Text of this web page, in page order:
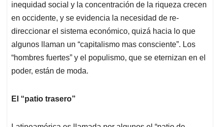
inequidad social y la concentración de la riqueza crecen
en occidente, y se evidencia la necesidad de re-
direccionar el sistema económico, quizá hacia lo que
algunos llaman un “capitalismo mas consciente”. Los
“hombres fuertes” y el populismo, que se eternizan en el
poder, están de moda.
El “patio trasero”